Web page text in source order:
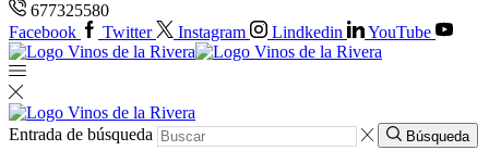
677325580
Facebook
Twitter Instagram Lindkedin YouTube
Entrada de búsqueda Búsqueda